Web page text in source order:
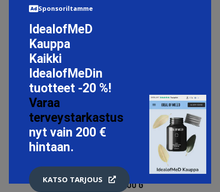
EAA + BCAA, 400 G
Sponsoriltamme
IdealofMeD
Kauppa
Kaikki
IdealofMeDin
tuotteet -20 %!
Varaa
terveystarkastus
nyt vain 200 €
hintaan.
KATSO TARJOUS